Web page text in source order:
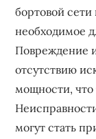
бортовой
необходимое
Повреждение
отсутствию
мощности, что
могут стать